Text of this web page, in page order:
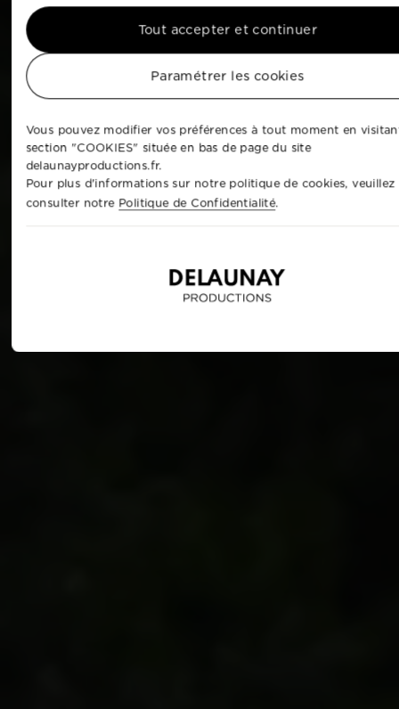
Paramétrer les cookies
Tout accepter et continuer
Vous pouvez modifier vos préférences à tout moment en
section "COOKIES" située en bas de page du site
delaunayproductions.fr.
Pour plus d'informations sur notre politique de cookies, veuillez
consulter notre Politique de Confidentialité.